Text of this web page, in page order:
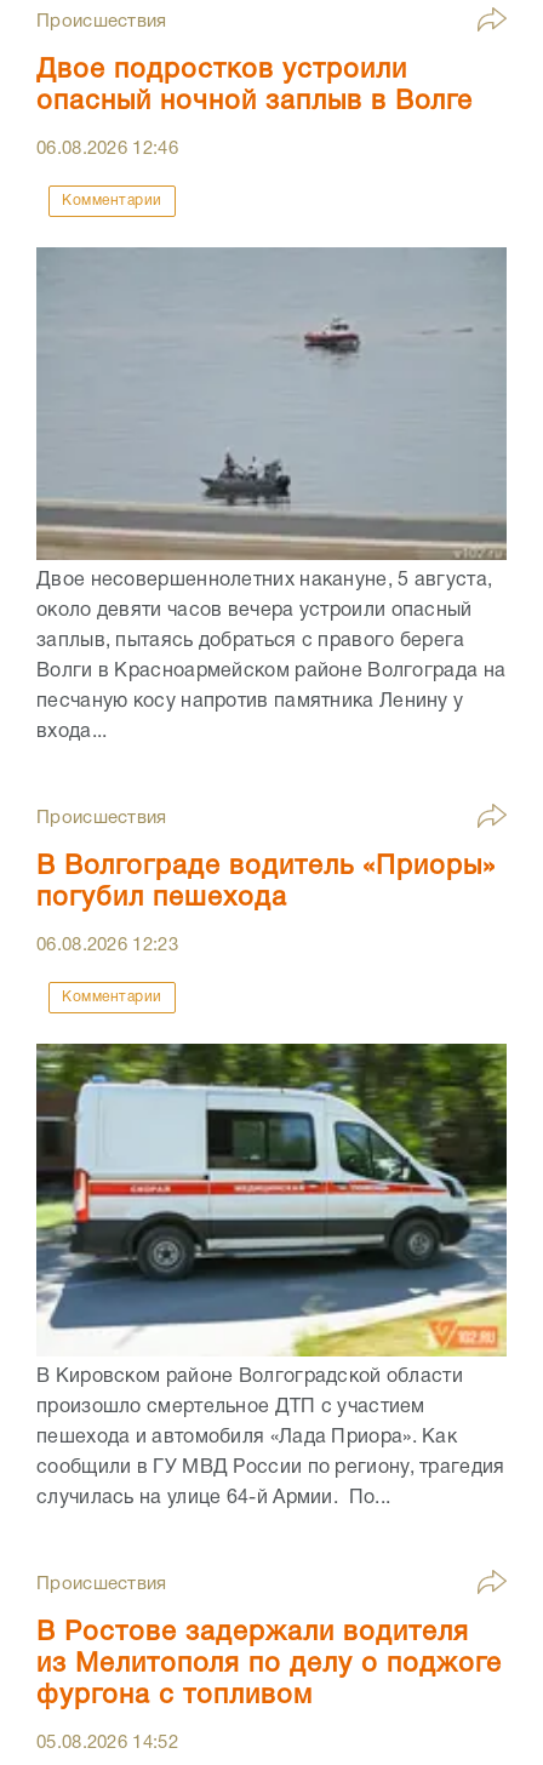
Происшествия
Двое подростков устроили
опасный ночной заплыв в Волге
06.08.2026 12:46
Комментарии
Двое несовершеннолетних накануне, 5 августа,
около девяти часов вечера устроили опасный
заплыв, пытаясь добраться с правого берега
Волги в Красноармейском районе Волгограда на
песчаную косу напротив памятника Ленину у
входа...
Происшествия
В Волгограде водитель «Приоры»
погубил пешехода
06.08.2026 12:23
Комментарии
В Кировском районе Волгоградской области
произошло смертельное ДТП с участием
пешехода и автомобиля «Лада Приора». Как
сообщили в ГУ МВД России по региону, трагедия
случилась на улице 64-й Армии. По...
Происшествия
В Ростове задержали водителя
из Мелитополя по делу о поджоге
фургона с топливом
05.08.2026 14:52